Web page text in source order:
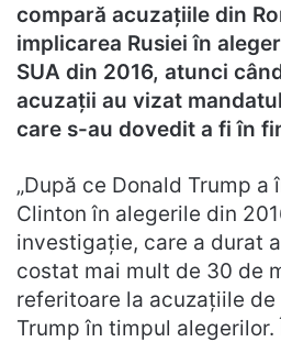
compară acuzațiile din
implicarea Rusiei în
SUA din 2016, atunci
acuzații au vizat
care s-au dovedit a fi în
„După ce Donald Trump
Clinton în alegerile din
investigație, care a durat
costat mai mult de 30 de
referitoare la acuzațiile
Trump în timpul